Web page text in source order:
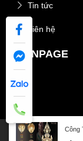
Tin tức
Liên hệ
FANPAGE
Thông tin chủCông